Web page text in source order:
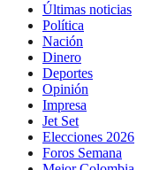
Últimas noticias
Política
Nación
Dinero
Deportes
Opinión
Impresa
Jet Set
Elecciones 2026
Foros Semana